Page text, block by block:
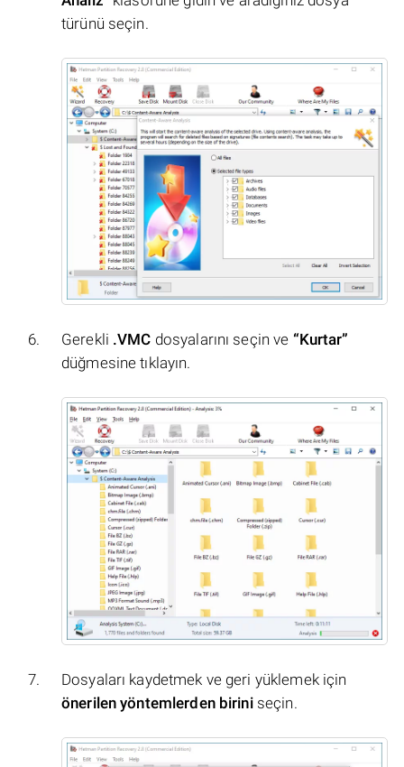
türünü seçin.
Gerekli .VMC dosyalarını seçin ve “Kurtar”
düğmesine tıklayın.
Dosyaları kaydetmek ve geri yüklemek için
önerilen yöntemlerden biriniseçin.